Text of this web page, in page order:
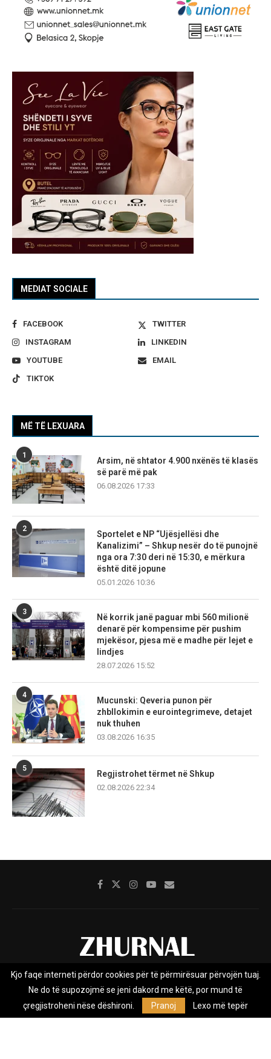
MEDIAT SOCIALE
FACEBOOK
TWITTER
INSTAGRAM
LINKEDIN
YOUTUBE
EMAIL
TIKTOK
MË TË LEXUARA
1
Arsim, në shtator 4.900 nxënës të klasës
së parë më pak
06.08.2026 17:33
2
Sportelet e NP “Ujësjellësi dhe
Kanalizimi” – Shkup nesër do të punojnë
nga ora 7:30 deri në 15:30, e mërkura
është ditë jopune
05.01.2026 10:36
3
Në korrik janë paguar mbi 560 milionë
denarë për kompensime për pushim
mjekësor, pjesa më e madhe për lejet e
lindjes
28.07.2026 15:52
4
Mucunski: Qeveria punon për
zhbllokimin e eurointegrimeve, detajet
nuk thuhen
03.08.2026 16:35
5
Regjistrohet tërmet në Shkup
02.08.2026 22:34
Rreth nesh Impresumi Marketing
Privacy Policy
Zhurnal.mk është Agjenci e Lajmeve e pavarur, e themeluar në vitin
Kjo faqe interneti përdor cookies për të përmirësuar përvojën tuaj.
Ne do të supozojmë se jeni dakord me këtë, por mund të
çregjistroheni nëse dëshironi.
Pranoj Lexo më tepër